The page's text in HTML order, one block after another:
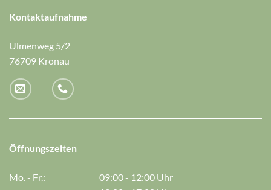
Kontaktaufnahme
Ulmenweg 5/2
76709 Kronau
Öffnungszeiten
Mo. - Fr.:
09:00 - 12:00 Uhr